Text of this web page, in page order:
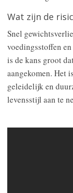
Wat zijn de
Snel
voedingsstoffen
is de kans groot
aangekomen. Het
geleidelijk en
levensstijl aan te